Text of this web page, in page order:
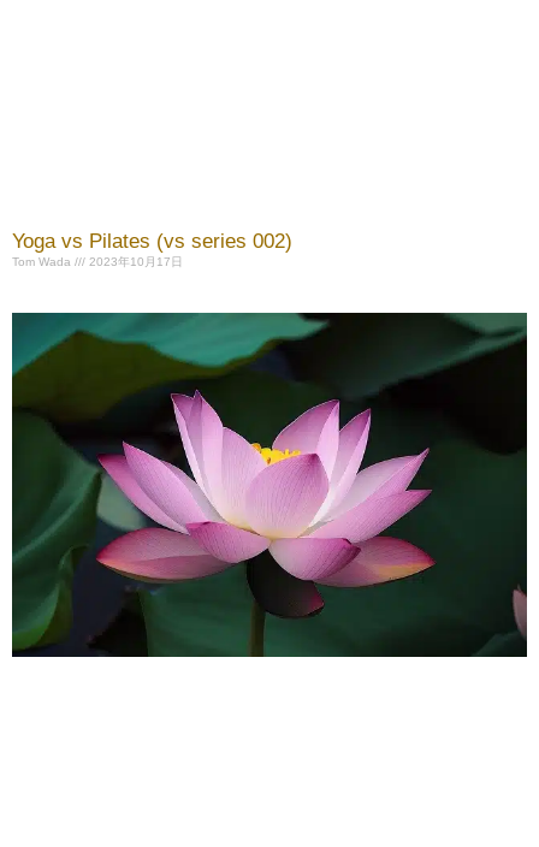
Yoga vs Pilates (vs series 002)
Tom Wada 2023年10月17日